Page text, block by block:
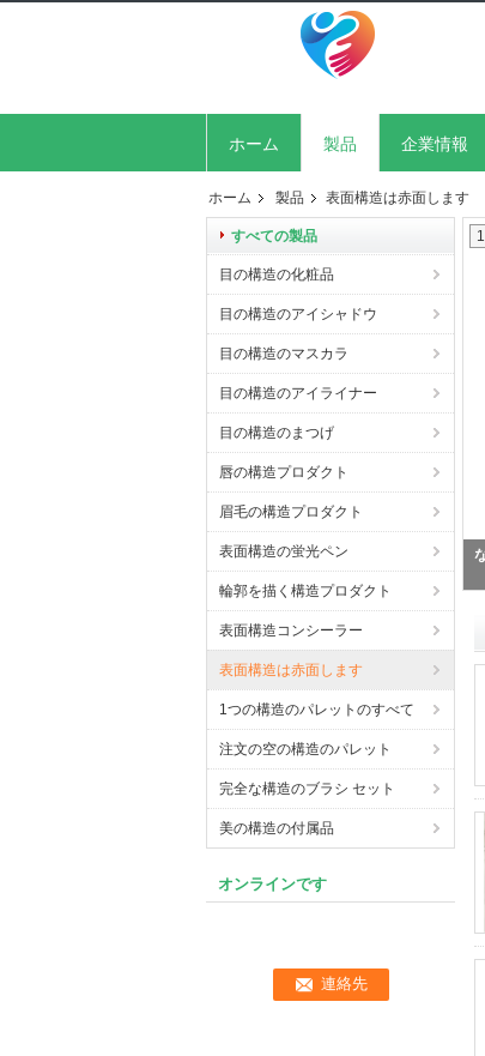
ホーム 製品 企業情報
ホーム 製品 表面構造は赤面します
すべての製品
目の構造の化粧品
目の構造のアイシャドウ
目の構造のマスカラ
目の構造のアイライナー
目の構造のまつげ
唇の構造プロダクト
眉毛の構造プロダクト
表面構造の蛍光ペン
輪郭を描く構造プロダクト
表面構造コンシーラー
表面構造は赤面します
1つの構造のパレットのすべて
注文の空の構造のパレット
完全な構造のブラシ セット
美の構造の付属品
オンラインです
1